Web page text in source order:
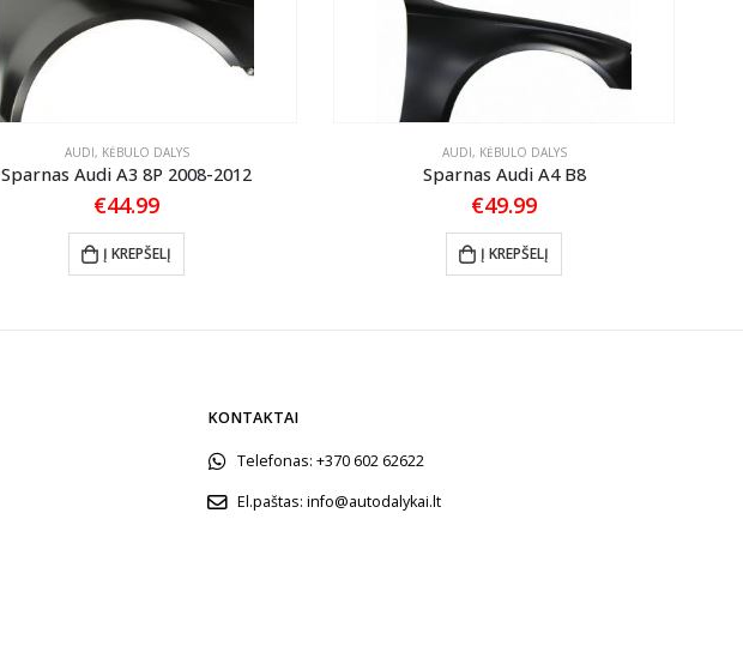
AUDI, KĖBULO DALYS
Sparnas Audi A3 8P 2008-2012
€44.99
Į KREPŠELĮ
AUDI, KĖBULO DALYS
Sparnas Audi A4 B8
€49.99
Į KREPŠELĮ
KONTAKTAI
Telefonas: +370 602 62622
El.paštas: info@autodalykai.lt